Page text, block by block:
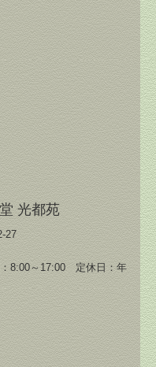
光都苑
27
8:00～17:00 定休日：年